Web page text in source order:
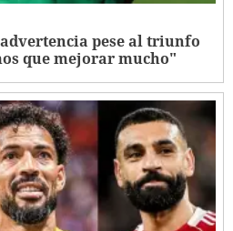
pese al triunfo
que mejorar mucho"